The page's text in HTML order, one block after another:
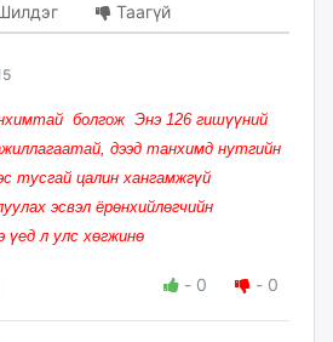
Таагүй
болгож Энэ 126 гишүүний
дээд танхимд нутгийн
тусгай цалин хангамжгүй
эсвэл ёрөнхийлөгчийн
үед л улс хөгжинө
- 0 - 0